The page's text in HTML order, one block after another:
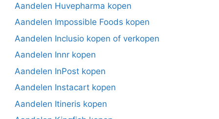
Aandelen Huvepharma kopen
Aandelen Impossible Foods kopen
Aandelen Inclusio kopen of verkopen
Aandelen Innr kopen
Aandelen InPost kopen
Aandelen Instacart kopen
Aandelen Itineris kopen